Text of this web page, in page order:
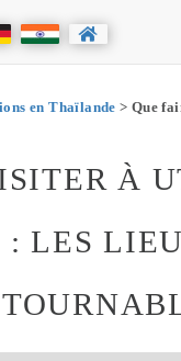
en Thaïlande > Que
À
LES